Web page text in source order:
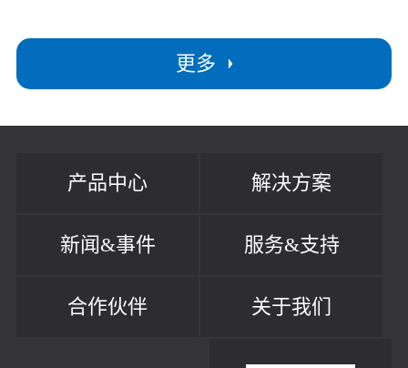
更多
产品中心 解决方案
新闻&事件 服务&支持
合作伙伴 关于我们